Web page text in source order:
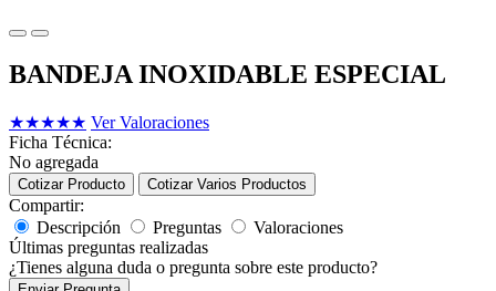
BANDEJA INOXIDABLE ESPECIAL
★★★★★ Ver Valoraciones
Ficha Técnica:
No agregada
Cotizar Producto Cotizar Varios Productos
Compartir:
Descripción
Preguntas
Valoraciones
Últimas preguntas realizadas
¿Tienes alguna duda o pregunta sobre este producto?